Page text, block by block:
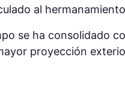
al
se ha consolidado
proyección